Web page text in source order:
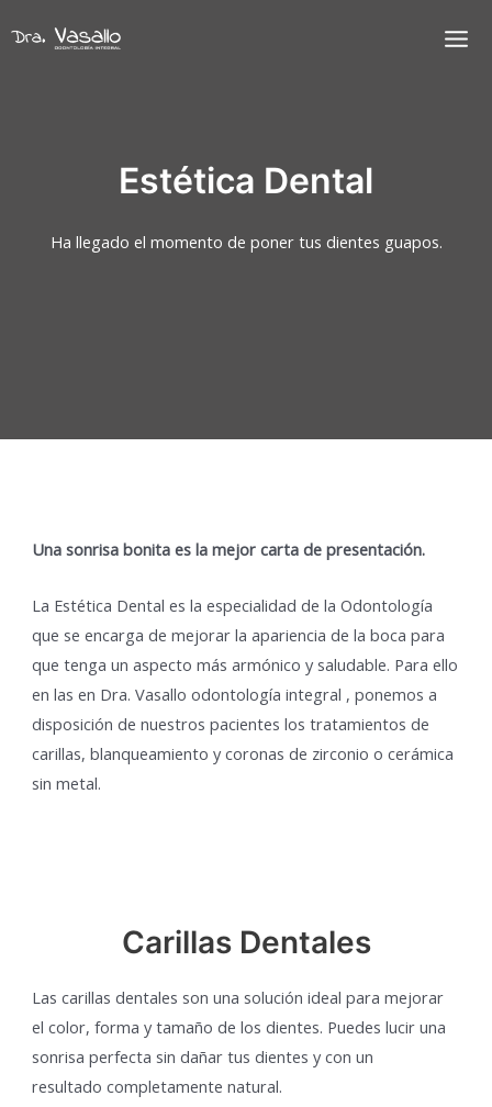
Estética Dental
Ha llegado el momento de poner tus dientes guapos.
Una sonrisa bonita es la mejor carta de presentación.
La Estética Dental es la especialidad de la Odontología
que se encarga de mejorar la apariencia de la boca para
que tenga un aspecto más armónico y saludable. Para ello
en las en Dra. Vasallo odontología integral , ponemos a
disposición de nuestros pacientes los tratamientos de
carillas, blanqueamiento y coronas de zirconio o cerámica
sin metal.
Carillas Dentales
Las carillas dentales son una solución ideal para mejorar
el color, forma y tamaño de los dientes. Puedes lucir una
sonrisa perfecta sin dañar tus dientes y con un
resultado completamente natural.